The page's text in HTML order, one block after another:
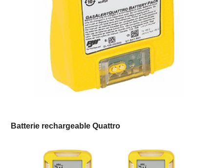
Batterie rechargeable Quattro